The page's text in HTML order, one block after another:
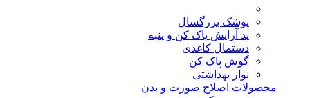
پوشک بزرگسال
پد آرایش پاک کن و پنبه
دستمال کاغذی
گوش پاک کن
نوار بهداشتی
محصولات اصلاح صورت و بدن